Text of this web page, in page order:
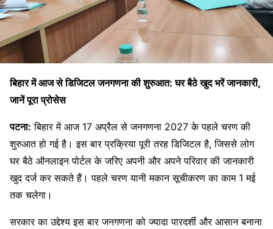
बिहार में आज से डिजिटल जनगणना की शुरुआत: घर बैठे खुद भरें जानकारी,
जानें पूरा प्रोसेस
पटना: बिहार में आज 17 अप्रैल से जनगणना 2027 के पहले चरण की
शुरुआत हो गई है। इस बार प्रक्रिया पूरी तरह डिजिटल है, जिससे लोग
घर बैठे ऑनलाइन पोर्टल के जरिए अपनी और अपने परिवार की जानकारी
खुद दर्ज कर सकते हैं। पहले चरण यानी मकान सूचीकरण का काम 1 मई
तक चलेगा।
सरकार का उद्देश्य इस बार जनगणना को ज्यादा पारदर्शी और आसान बनाना